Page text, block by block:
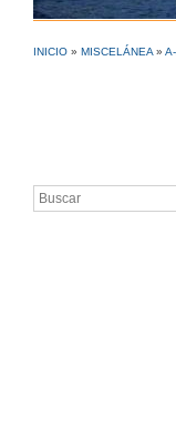
INICIO » MISCELÁNEA »
Buscar